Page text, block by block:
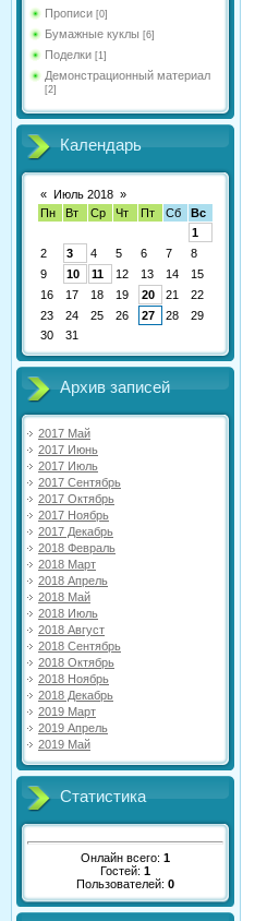
Прописи [0]
Бумажные куклы [6]
Поделки [1]
Демонстрационный материал
[2]
Календарь
« Июль 2018 »
Пн
Вт Ср Чт Пт Сб
Вс
1
2
3 4 5 6 7
8
9
10 11 12 13 14
15
16
17 18 19 20 21
22
23
24 25 26 27 28
29
30
31
Архив записей
2017 Май
2017 Июнь
2017 Июль
2017 Сентябрь
2017 Октябрь
2017 Ноябрь
2017 Декабрь
2018 Февраль
2018 Март
2018 Апрель
2018 Май
2018 Июль
2018 Август
2018 Сентябрь
2018 Октябрь
2018 Ноябрь
2018 Декабрь
2019 Март
2019 Апрель
2019 Май
Статистика
Онлайн всего: 1
Гостей: 1
Пользователей: 0